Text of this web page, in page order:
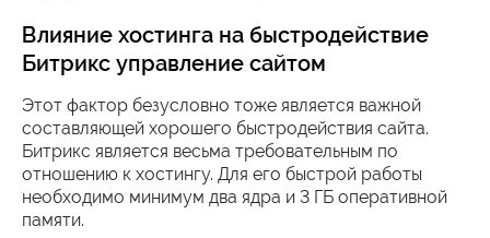
Влияние хостинга на быстродействие
Битрикс управление сайтом
Этот фактор безусловно тоже является важной
составляющей хорошего быстродействия сайта.
Битрикс является весьма требовательным по
отношению к хостингу. Для его быстрой работы
необходимо минимум два ядра и 3 ГБ оперативной
памяти.